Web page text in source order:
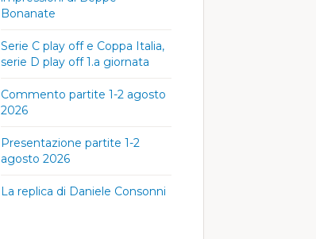
Bonanate
Serie C play off e Coppa Italia,
serie D play off 1.a giornata
Commento partite 1-2 agosto
2026
Presentazione partite 1-2
agosto 2026
La replica di Daniele Consonni